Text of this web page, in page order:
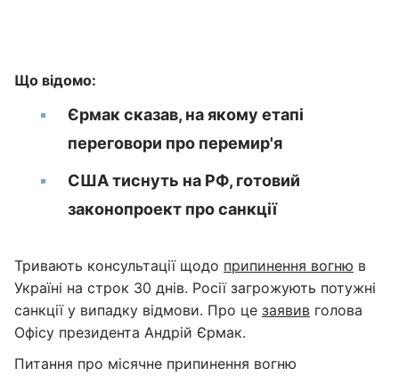
Що відомо:
Єрмак сказав, на якому етапі
переговори про перемир'я
США тиснуть на РФ, готовий
законопроект про санкції
Тривають консультації щодо припинення вогню в
Україні на строк 30 днів. Росії загрожують потужні
санкції у випадку відмови. Про це заявив голова
Офісу президента Андрій Єрмак.
Питання про місячне припинення вогню